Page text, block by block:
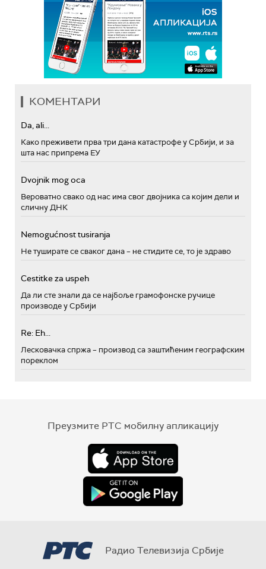
КОМЕНТАРИ
Da, ali...
Како преживети прва три дана катастрофе у Србији, и за
шта нас припрема ЕУ
Dvojnik mog oca
Вероватно свако од нас има свог двојника са којим дели и
сличну ДНК
Nemogućnost tusiranja
Не туширате се сваког дана – не стидите се, то је здраво
Cestitke za uspeh
Да ли сте знали да се најбоље грамофонске ручице
производе у Србији
Re: Eh...
Лесковачка спржа – производ са заштићеним географским
пореклом
Преузмите РТС мобилну апликацију
Радио Телевизија Србије